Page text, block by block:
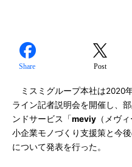
Share Post
ミスミグループ本社は2020
ライン記者説明会を開催し、
ンドサービス「meviy （メヴ
小企業モノづくり支援策と今
について発表を行った。